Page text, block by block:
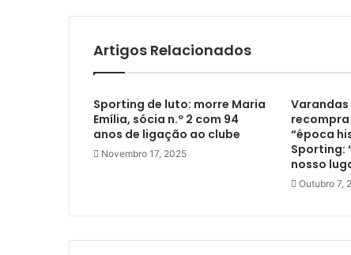
Artigos Relacionados
Sporting de luto: morre Maria
Emília, sócia n.º 2 com 94
anos de ligação ao clube
Novembro 17, 2025
recompra
“época
Sporting:
nosso
Outubro 7,